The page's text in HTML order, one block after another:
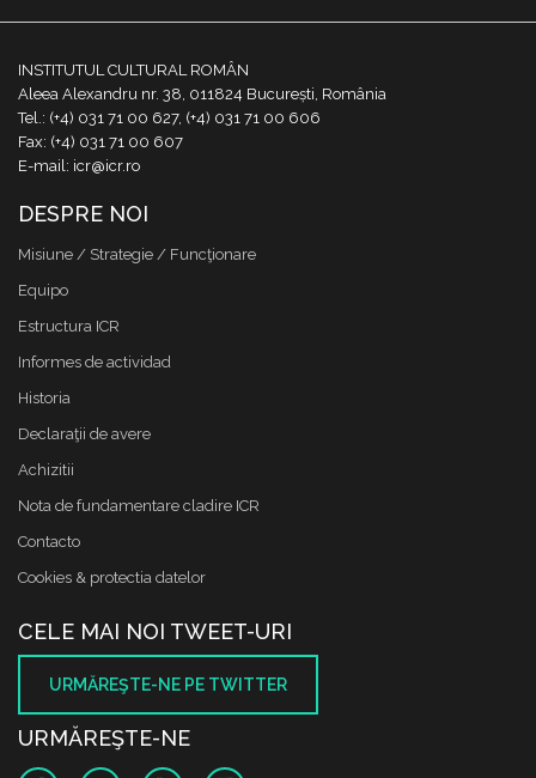
INSTITUTUL CULTURAL ROMÂN
Aleea Alexandru nr. 38, 011824 București, România
Tel.: (+4) 031 71 00 627, (+4) 031 71 00 606
Fax: (+4) 031 71 00 607
E-mail: icr@icr.ro
DESPRE NOI
Misiune / Strategie / Funcţionare
Equipo
Estructura ICR
Informes de actividad
Historia
Declaraţii de avere
Achizitii
Nota de fundamentare cladire ICR
Contacto
Cookies & protectia datelor
CELE MAI NOI TWEET-URI
URMĂREŞTE-NE PE TWITTER
URMĂREŞTE-NE